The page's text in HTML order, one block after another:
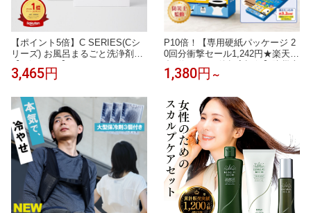
【ポイント5倍】C SERIES(Cシ
リーズ) お風呂まるごと洗浄剤
【3箱セット】
3,465円
P10倍！【専用硬紙パッケージ 2
0回分衝撃セール1,242円★楽天総
合1位& 7,100件超高評価】防災士
監修 簡易トイレ 防災グッズ 非常
パクト設計 災害用トイレセット
50回分 20回分 消臭抗菌 社会貢献
企業で安心 大口購入OK！
1,380円 ～